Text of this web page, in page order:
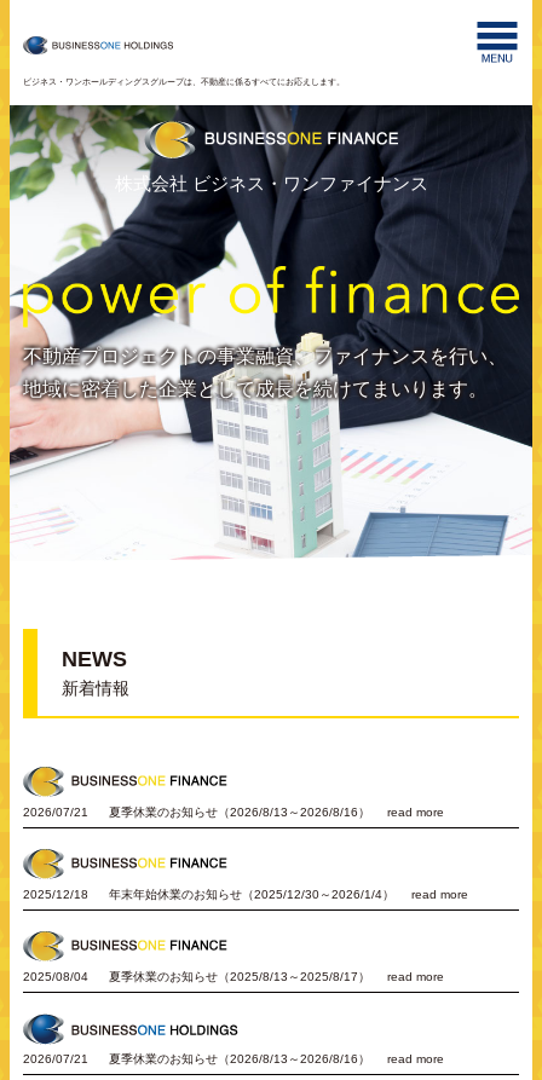
ビジネス・ワンホールディングスグループは、不動産に係るすべてにお応えします。
株式会社 ビジネス・ワンファイナンス
不動産プロジェクトの事業融資、ファイナンスを行い、
地域に密着した企業として成長を続けてまいります。
NEWS
新着情報
2026/07/21 夏季休業のお知らせ（2026/8/13～2026/8/16） read more
2025/12/18 年末年始休業のお知らせ（2025/12/30～2026/1/4） read more
2025/08/04 夏季休業のお知らせ（2025/8/13～2025/8/17） read more
2026/07/21 夏季休業のお知らせ（2026/8/13～2026/8/16） read more